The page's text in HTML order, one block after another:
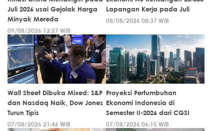
Juli 2026 usai Gejolak Harga
Minyak Mereda
09/08/2026 12:27 WIB
Lapangan Kerja pada Juli
08/08/2026 08:37 WIB
Wall Street Dibuka Mixed: S&P
dan Nasdaq Naik, Dow Jones
Turun Tipis
07/08/2026 21:46 WIB
Proyeksi Pertumbuhan
Ekonomi Indonesia di
Semester II-2026 dari CGSI
07/08/2026 06:15 WIB